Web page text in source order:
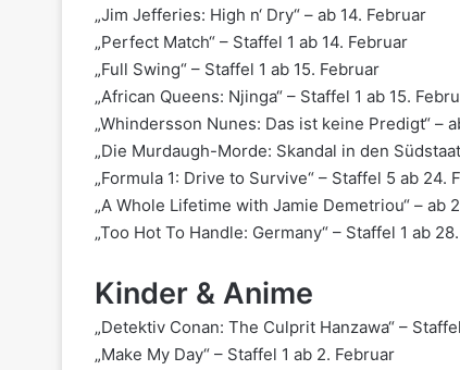
„Jim Jefferies: High n‘ Dry“ – ab 14. Februar
„Perfect Match“ – Staffel 1 ab 14. Februar
„Full Swing“ – Staffel 1 ab 15. Februar
„African Queens: Njinga“ – Staffel 1 ab 15.
„Whindersson Nunes: Das ist keine Predigt“ –
„Die Murdaugh-Morde: Skandal in den
„Formula 1: Drive to Survive“ – Staffel 5 ab 24.
„A Whole Lifetime with Jamie Demetriou“ – ab
„Too Hot To Handle: Germany“ – Staffel 1 ab
Kinder & Anime
„Detektiv Conan: The Culprit Hanzawa“ –
„Make My Day“ – Staffel 1 ab 2. Februar